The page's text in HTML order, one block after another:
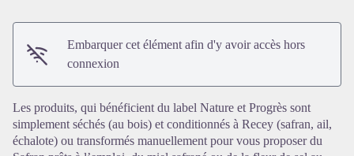
Voir l'image en plein écran
Embarquer cet élément afin d'y avoir accès hors
connexion
Les produits, qui bénéficient du label Nature et Progrès sont
simplement séchés (au bois) et conditionnés à Recey (safran, ail,
échalote) ou transformés manuellement pour vous proposer du